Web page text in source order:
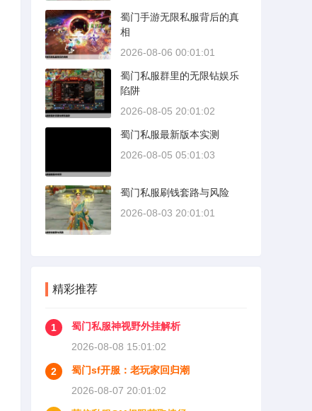
蜀门手游无限私服背后的真
相
2026-08-06 00:01:01
蜀门私服群里的无限钻娱乐
陷阱
2026-08-05 20:01:02
蜀门私服最新版本实测
2026-08-05 05:01:03
蜀门私服刷钱套路与风险
2026-08-03 20:01:01
精彩推荐
1
蜀门私服神视野外挂解析
2026-08-08 15:01:02
2
蜀门sf开服：老玩家回归潮
2026-08-07 20:01:02